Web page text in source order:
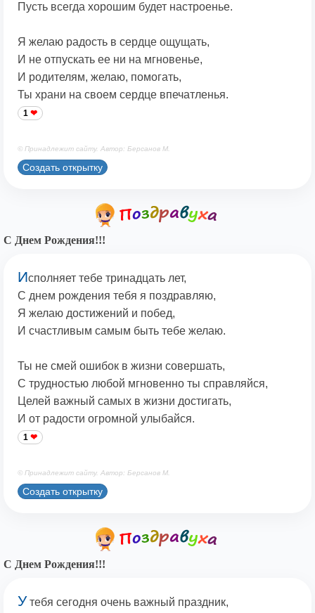
Пусть всегда хорошим будет настроенье.
Я желаю радость в сердце ощущать,
И не отпускать ее ни на мгновенье,
И родителям, желаю, помогать,
Ты храни на своем сердце впечатленья.
1
© Принадлежит сайту. Автор: Берсанов М.
Создать открытку
С Днем Рождения!!!
Исполняет тебе тринадцать лет,
С днем рождения тебя я поздравляю,
Я желаю достижений и побед,
И счастливым самым быть тебе желаю.
Ты не смей ошибок в жизни совершать,
С трудностью любой мгновенно ты справляйся,
Целей важный самых в жизни достигать,
И от радости огромной улыбайся.
1
© Принадлежит сайту. Автор: Берсанов М.
Создать открытку
С Днем Рождения!!!
У тебя сегодня очень важный праздник,